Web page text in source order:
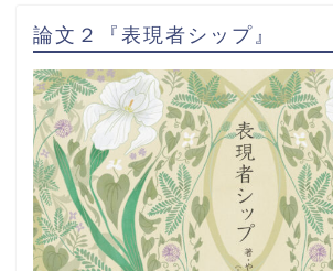
論文２『表現者シップ』